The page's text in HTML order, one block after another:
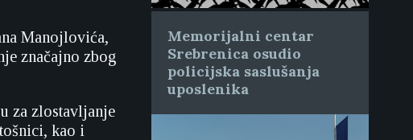
Manojlovića,
značajno zbog
za zlostavljanje
kao i
Memorijalni centar
Srebrenica osudio
policijska saslušanja
uposlenika